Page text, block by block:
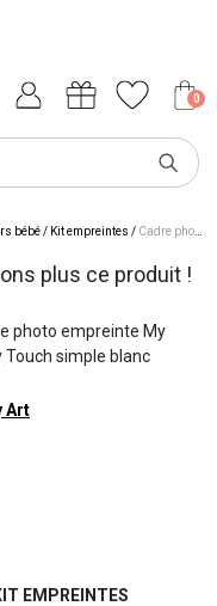
0
bébé/ Kit empreintes / Cadre photo empreinte My Baby Touch simple blanc
plus ce produit !
photo empreinte My
Touch simple blanc
Art
EMPREINTES